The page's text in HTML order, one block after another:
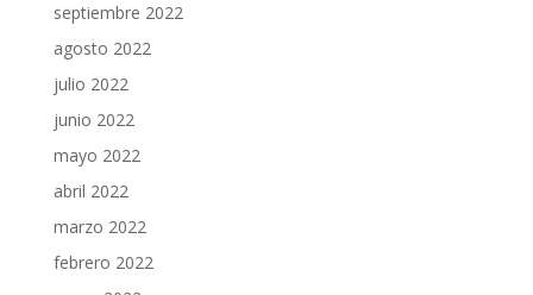
septiembre 2022
agosto 2022
julio 2022
junio 2022
mayo 2022
abril 2022
marzo 2022
febrero 2022